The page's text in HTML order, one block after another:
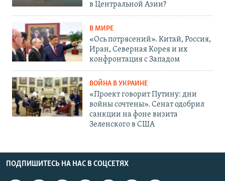
в Центральной Азии?
В МИРЕ
«Ось потрясений». Китай, Россия,
Иран, Северная Корея и их
конфронтация с Западом
ВОЙНА В УКРАИНЕ
«Проект говорит Путину: дни
войны сочтены». Сенат одобрил
санкции на фоне визита
Зеленского в США
ПОДПИШИТЕСЬ НА НАС В СОЦСЕТЯХ